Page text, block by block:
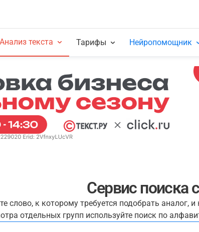
Анализ текста Тарифы Нейропомощник
Сервис поиска
слово, к которому требуется подобрать
отдельных групп используйте поиск по